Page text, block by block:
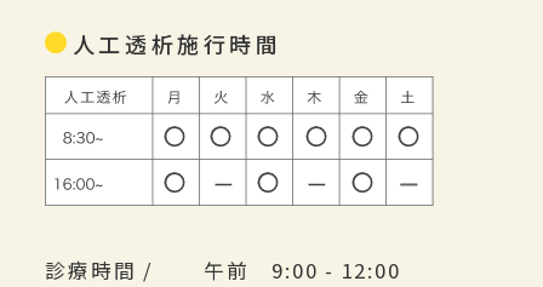
人工透析施行時間
診療時間 /
午前 9:00 - 12:00